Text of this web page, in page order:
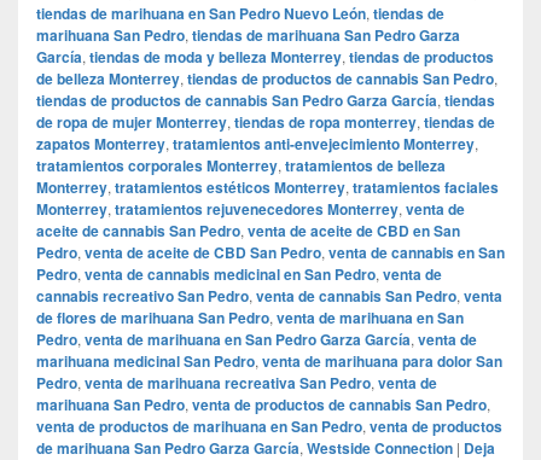
tiendas de marihuana en San Pedro Nuevo León, tiendas de
marihuana San Pedro, tiendas de marihuana San Pedro Garza
García, tiendas de moda y belleza Monterrey, tiendas de productos
de belleza Monterrey, tiendas de productos de cannabis San Pedro,
tiendas de productos de cannabis San Pedro Garza García, tiendas
de ropa de mujer Monterrey, tiendas de ropa monterrey, tiendas de
zapatos Monterrey, tratamientos anti-envejecimiento Monterrey,
tratamientos corporales Monterrey, tratamientos de belleza
Monterrey, tratamientos estéticos Monterrey, tratamientos faciales
Monterrey, tratamientos rejuvenecedores Monterrey, venta de
aceite de cannabis San Pedro, venta de aceite de CBD en San
Pedro, venta de aceite de CBD San Pedro, venta de cannabis en San
Pedro, venta de cannabis medicinal en San Pedro, venta de
cannabis recreativo San Pedro, venta de cannabis San Pedro, venta
de flores de marihuana San Pedro, venta de marihuana en San
Pedro, venta de marihuana en San Pedro Garza García, venta de
marihuana medicinal San Pedro, venta de marihuana para dolor San
Pedro, venta de marihuana recreativa San Pedro, venta de
marihuana San Pedro, venta de productos de cannabis San Pedro,
venta de productos de marihuana en San Pedro, venta de productos
de marihuana San Pedro Garza García, Westside Connection | Deja